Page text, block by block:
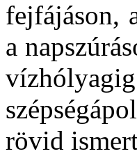
fejfájáson,
a
rövid